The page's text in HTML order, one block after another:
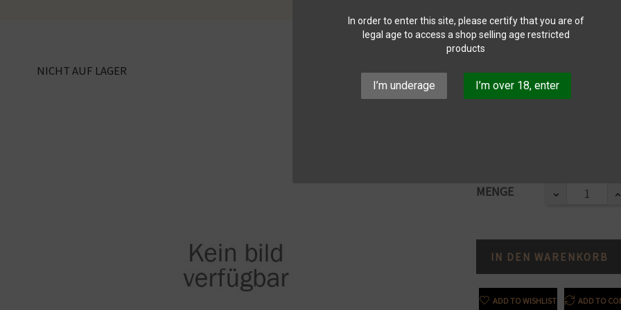
In order to enter this site, please certify that you are of
legal age to access a shop selling age restricted
products
I’m underage I’m over 18, enter
NICHT AUF LAGER Julia Kemper
Teilen
MENGE
IN DEN WARENKORB
ADD TO WISHLIST ADD TO